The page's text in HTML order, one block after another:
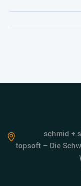
schmid +
topsoft – Die